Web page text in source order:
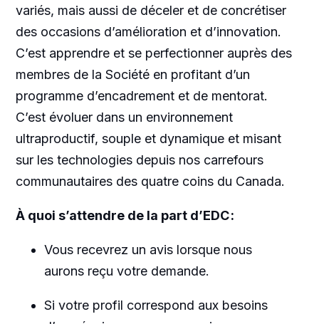
variés, mais aussi de déceler et de concrétiser
des occasions d’amélioration et d’innovation.
C’est apprendre et se perfectionner auprès des
membres de la Société en profitant d’un
programme d’encadrement et de mentorat.
C’est évoluer dans un environnement
ultraproductif, souple et dynamique et misant
sur les technologies depuis nos carrefours
communautaires des quatre coins du Canada.
À quoi s’attendre de la part d’EDC :
Vous recevrez un avis lorsque nous
aurons reçu votre demande.
Si votre profil correspond aux besoins